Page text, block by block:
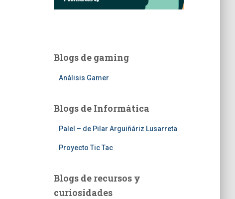
Blogs de gaming
Análisis Gamer
Blogs de Informática
Palel – de Pilar Arguiñáriz Lusarreta
Proyecto Tic Tac
Blogs de recursos y
curiosidades